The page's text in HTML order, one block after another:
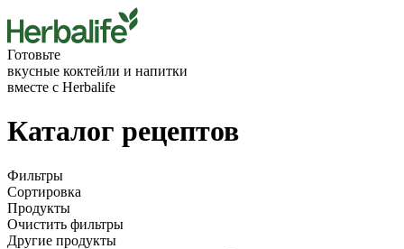
Готовьте
вкусные коктейли и напитки
вместе с Herbalife
Каталог рецептов
Фильтры
Сортировка
Продукты
Очистить фильтры
Другие продукты